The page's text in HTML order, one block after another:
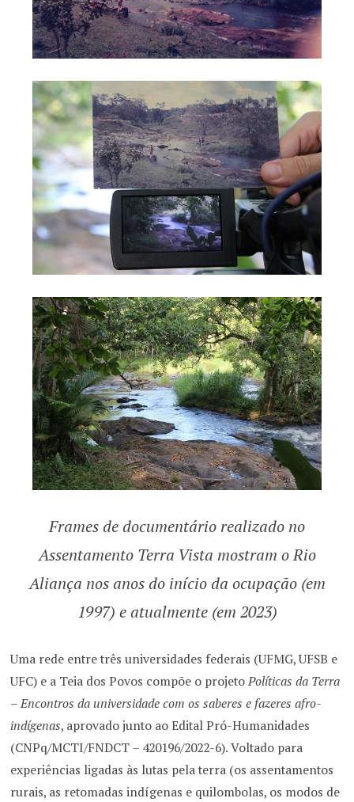
Frames de documentário realizado no
Assentamento Terra Vista mostram o Rio
Aliança nos anos do início da ocupação (em
1997) e atualmente (em 2023)
Uma rede entre três universidades federais (UFMG, UFSB e
UFC) e a Teia dos Povos compõe o projetoPolíticas da Terra
– Encontros da universidade com os saberes e fazeres afro-
indígenas, aprovado junto ao Edital Pró-Humanidades
(CNPq/MCTI/FNDCT – 420196/2022-6). Voltado para
experiências ligadas às lutas pela terra (os assentamentos
rurais, as retomadas indígenas e quilombolas, os modos de